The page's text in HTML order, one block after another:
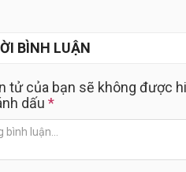
BÌNH LUẬN
tử của bạn sẽ không được
dấu *